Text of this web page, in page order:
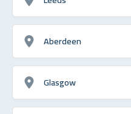
Aberdeen
Glasgow